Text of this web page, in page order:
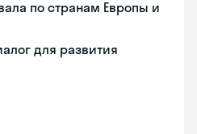
по странам Европы и
для развития